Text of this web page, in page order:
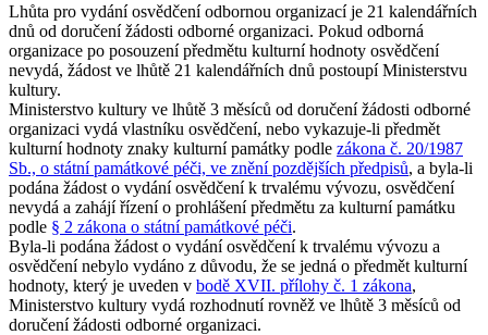
Lhůta pro vydání osvědčení odbornou organizací je 21 kalendářních
dnů od doručení žádosti odborné organizaci. Pokud odborná
organizace po posouzení předmětu kulturní hodnoty osvědčení
nevydá, žádost ve lhůtě 21 kalendářních dnů postoupí Ministerstvu
kultury.
Ministerstvo kultury ve lhůtě 3 měsíců od doručení žádosti odborné
organizaci vydá vlastníku osvědčení, nebo vykazuje-li předmět
kulturní hodnoty znaky kulturní památky podle zákona č. 20/1987
Sb., o státní památkové péči, ve znění pozdějších předpisů, a byla-li
podána žádost o vydání osvědčení k trvalému vývozu, osvědčení
nevydá a zahájí řízení o prohlášení předmětu za kulturní památku
podle § 2 zákona o státní památkové péči.
Byla-li podána žádost o vydání osvědčení k trvalému vývozu a
osvědčení nebylo vydáno z důvodu, že se jedná o předmět kulturní
hodnoty, který je uveden v bodě XVII. přílohy č. 1 zákona,
Ministerstvo kultury vydá rozhodnutí rovněž ve lhůtě 3 měsíců od
doručení žádosti odborné organizaci.